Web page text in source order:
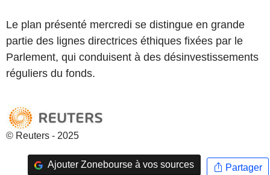
Le plan présenté mercredi se distingue en grande
partie des lignes directrices éthiques fixées par le
Parlement, qui conduisent à des désinvestissements
réguliers du fonds.
© Reuters - 2025
Ajouter Zonebourse à vos sources Partager